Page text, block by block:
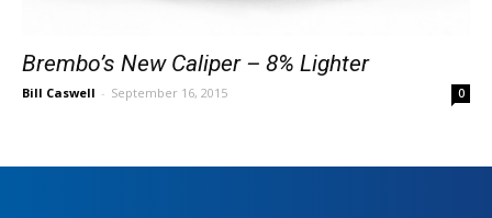
Brembo’s New Caliper – 8% Lighter
Bill Caswell - September 16, 2015 0